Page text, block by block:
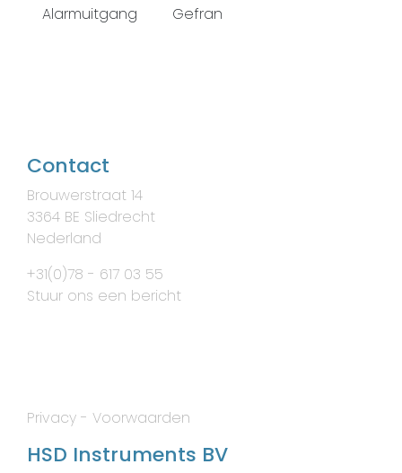
Alarmuitgang Gefran
Contact
Brouwerstraat 14
3364 BE Sliedrecht
Nederland
+31(0)78 - 617 03 55
Stuur ons een bericht
Privacy - Voorwaarden
HSD Instruments BV